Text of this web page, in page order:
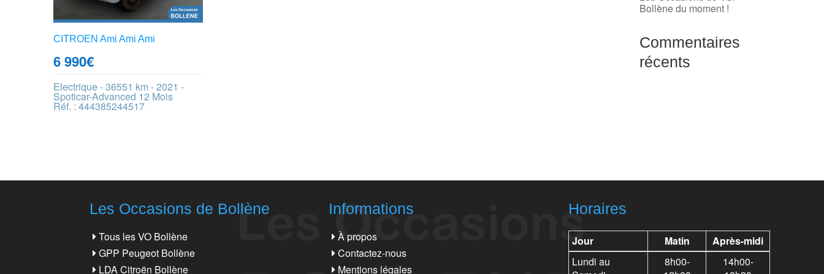
CITROEN Ami Ami Ami
6 990€
Electrique - 36551 km - 2021 -
Spoticar-Advanced 12 Mois
Réf. : 444385244517
Bollène du moment !
Commentaires
récents
Les Occasions de Bollène
Tous les VO Bollène
GPP Peugeot Bollène
LDA Citroën Bollène
Informations
À propos
Contactez-nous
Mentions légales
Horaires
Jour Matin
Après-midi
Lundi au
8h00-
14h00-